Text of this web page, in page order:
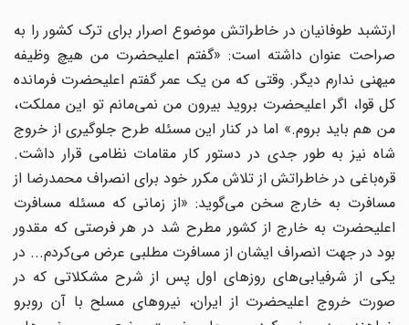
ارتشبد طوفانیان در خاطراتش موضوع اصرار برای ترک کشور را به
صراحت عنوان داشته است: «گفتم اعلیحضرت من هیچ وظیفه
میهنی ندارم دیگر. وقتی که من یک عمر گفتم اعلیحضرت فرمانده
کل قوا، اگر اعلیحضرت بروید بیرون من نمی‌مانم تو این مملکت،
من هم باید بروم.» اما در کنار این مسئله طرح جلوگیری از خروج
شاه نیز به طور جدی در دستور کار مقامات نظامی قرار داشت.
قره‌باغی در خاطراتش از تلاش مکرر خود برای انصراف محمدرضا از
مسافرت به خارج سخن می‌گوید: «از زمانی که مسئله مسافرت
اعلیحضرت به خارج از کشور مطرح شد در هر فرصتی که مقدور
بود در جهت انصراف ایشان از مسافرت مطلبی عرض می‌کردم... در
یکی از شرفیابی‌های روزهای اول پس از شرح مشکلاتی که در
صورت خروج اعلیحضرت از ایران، نیروهای مسلح با آن روبرو